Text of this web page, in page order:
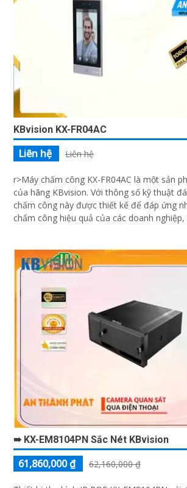
KBvision KX-FR04AC
Liên hệ Liên hệ
r>Máy chấm công KX-FR04AC là một sản
của hãng KBvision. Với thông số kỹ thuật đáng chú ý, máy
chấm công này được thiết kế để đáp ứng
chấm công hiệu quả của các doanh
➠ KX-EM8104PN Sắc Nét KBvision
61,860,000 ₫ 62,160,000 ₫